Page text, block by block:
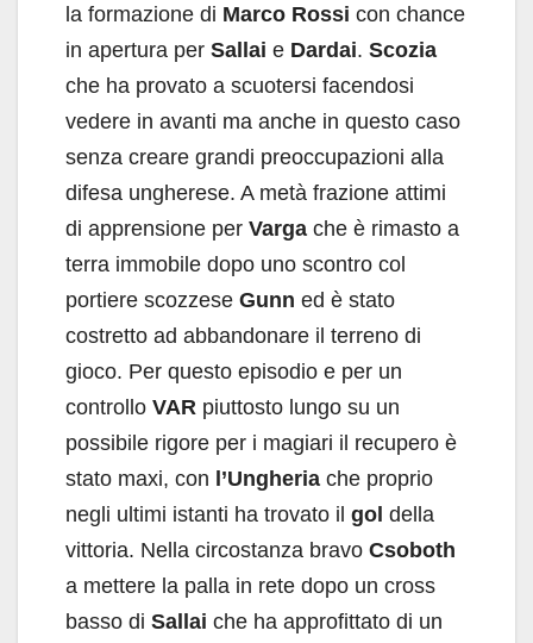
la formazione di Marco Rossi con chance
in apertura per Sallai e Dardai. Scozia
che ha provato a scuotersi facendosi
vedere in avanti ma anche in questo caso
senza creare grandi preoccupazioni alla
difesa ungherese. A metà frazione attimi
di apprensione per Varga che è rimasto a
terra immobile dopo uno scontro col
portiere scozzese Gunn ed è stato
costretto ad abbandonare il terreno di
gioco. Per questo episodio e per un
controllo VAR piuttosto lungo su un
possibile rigore per i magiari il recupero è
stato maxi, con l’Ungheria che proprio
negli ultimi istanti ha trovato il gol della
vittoria. Nella circostanza bravo Csoboth
a mettere la palla in rete dopo un cross
basso di Sallai che ha approfittato di un